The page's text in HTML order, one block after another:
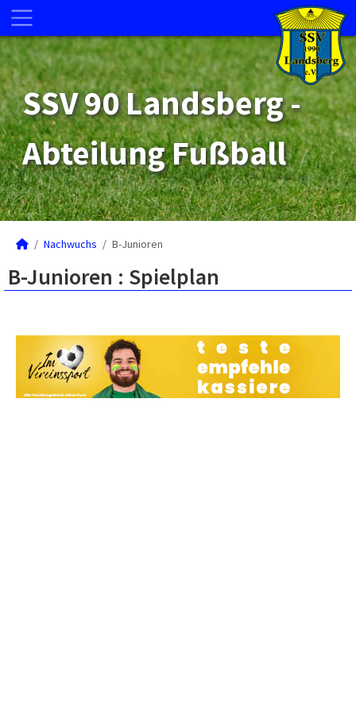
SSV 90 Landsberg -
Abteilung Fußball
Nachwuchs B-Junioren
B-Junioren : Spielplan